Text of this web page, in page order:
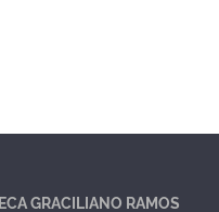
GRACILIANO RAMOS